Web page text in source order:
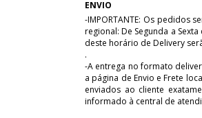
ENVIO
-IMPORTANTE: Os
regional: De Segunda a
deste horário de Delivery
.
-A entrega no formato
a página de Envio e Frete
enviados ao cliente
informado à central de